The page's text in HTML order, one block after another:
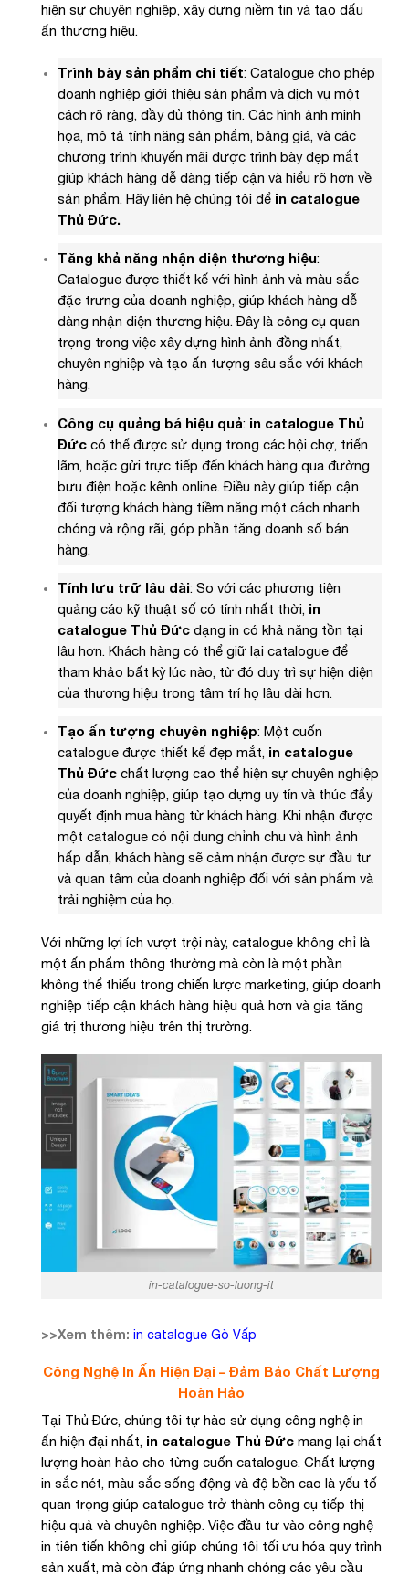
hiện sự chuyên nghiệp, xây dựng niềm tin và tạo dấu
ấn thương hiệu.
Trình bày sản phẩm chi tiết: Catalogue cho phép
doanh nghiệp giới thiệu sản phẩm và dịch vụ một
cách rõ ràng, đầy đủ thông tin. Các hình ảnh minh
họa, mô tả tính năng sản phẩm, bảng giá, và các
chương trình khuyến mãi được trình bày đẹp mắt
giúp khách hàng dễ dàng tiếp cận và hiểu rõ hơn về
sản phẩm. Hãy liên hệ chúng tôi để in catalogue
Thủ Đức.
Tăng khả năng nhận diện thương hiệu:
Catalogue được thiết kế với hình ảnh và màu sắc
đặc trưng của doanh nghiệp, giúp khách hàng dễ
dàng nhận diện thương hiệu. Đây là công cụ quan
trọng trong việc xây dựng hình ảnh đồng nhất,
chuyên nghiệp và tạo ấn tượng sâu sắc với khách
hàng.
Công cụ quảng bá hiệu quả: in catalogue Thủ
Đức có thể được sử dụng trong các hội chợ, triển
lãm, hoặc gửi trực tiếp đến khách hàng qua đường
bưu điện hoặc kênh online. Điều này giúp tiếp cận
đối tượng khách hàng tiềm năng một cách nhanh
chóng và rộng rãi, góp phần tăng doanh số bán
hàng.
Tính lưu trữ lâu dài: So với các phương tiện
quảng cáo kỹ thuật số có tính nhất thời, in
catalogue Thủ Đức dạng in có khả năng tồn tại
lâu hơn. Khách hàng có thể giữ lại catalogue để
tham khảo bất kỳ lúc nào, từ đó duy trì sự hiện diện
của thương hiệu trong tâm trí họ lâu dài hơn.
Tạo ấn tượng chuyên nghiệp: Một cuốn
catalogue được thiết kế đẹp mắt, in catalogue
Thủ Đức chất lượng cao thể hiện sự chuyên nghiệp
của doanh nghiệp, giúp tạo dựng uy tín và thúc đẩy
quyết định mua hàng từ khách hàng. Khi nhận được
một catalogue có nội dung chỉnh chu và hình ảnh
hấp dẫn, khách hàng sẽ cảm nhận được sự đầu tư
và quan tâm của doanh nghiệp đối với sản phẩm và
trải nghiệm của họ.
Với những lợi ích vượt trội này, catalogue không chỉ là
một ấn phẩm thông thường mà còn là một phần
không thể thiếu trong chiến lược marketing, giúp doanh
nghiệp tiếp cận khách hàng hiệu quả hơn và gia tăng
giá trị thương hiệu trên thị trường.
in-catalogue-so-luong-it
>>Xem thêm: in catalogue Gò Vấp
Công Nghệ In Ấn Hiện Đại – Đảm Bảo Chất Lượng
Hoàn Hảo
Tại Thủ Đức, chúng tôi tự hào sử dụng công nghệ in
ấn hiện đại nhất, in catalogue Thủ Đức mang lại chất
lượng hoàn hảo cho từng cuốn catalogue. Chất lượng
in sắc nét, màu sắc sống động và độ bền cao là yếu tố
quan trọng giúp catalogue trở thành công cụ tiếp thị
hiệu quả và chuyên nghiệp. Việc đầu tư vào công nghệ
in tiên tiến không chỉ giúp chúng tôi tối ưu hóa quy trình
sản xuất, mà còn đáp ứng nhanh chóng các yêu cầu